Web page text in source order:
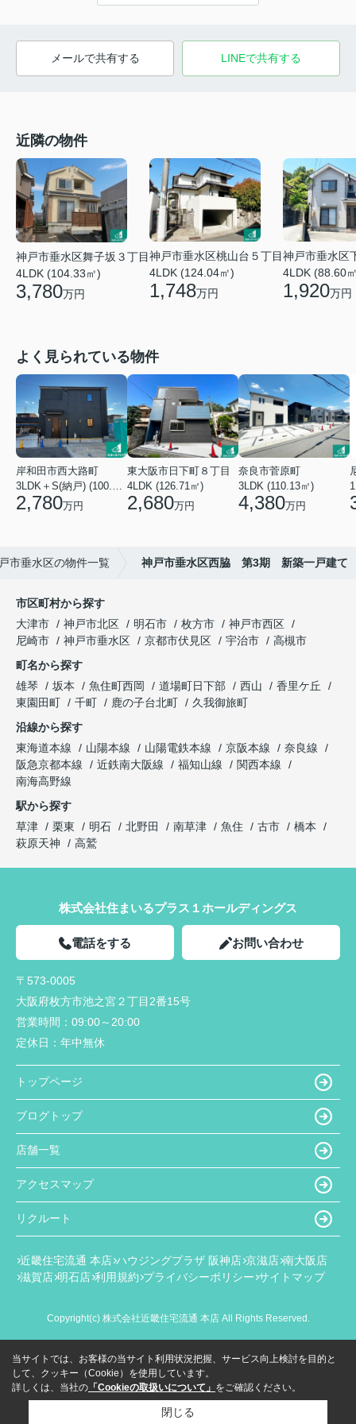
メールで共有する LINEで共有する
近隣の物件
神戸市垂水区舞子坂３丁目
4LDK (104.33㎡)
3,780万円
神戸市垂水区桃山台５丁目
4LDK (124.04㎡)
1,748万円
神戸市垂水区
4LDK (88.60
1,920万円
よく見られている物件
岸和田市西大路町
2,780万円
東大阪市日下町８丁目
4LDK (126.71㎡)
2,680万円
奈良市菅原町
3LDK (110.13㎡)
4,380万円
市垂水区の物件一覧 神戸市垂水区西脇 第3期 新築一戸建て
市区町村から探す
大津市
神戸市北区 明石市 枚方市
神戸市西区
尼崎市
神戸市垂水区 京都市伏見区 宇治市
高槻市
町名から探す
雄琴
坂本 魚住町西岡 道場町日下部 西山
香里ケ丘
東園田町
千町 鹿の子台北町
久我御旅町
沿線から探す
東海道本線
山陽本線 山陽電鉄本線 京阪本線
奈良線
阪急京都本線
近鉄南大阪線 福知山線
関西本線
南海高野線
駅から探す
草津
栗東 明石 北野田 南草津 魚住 古市
橋本
萩原天神
高鷲
株式会社住まいるプラス１ホールディングス
電話をする お問い合わせ
〒573-0005
大阪府枚方市池之宮２丁目2番15号
営業時間： 09:00～20:00
定休日： 年中無休
トップページ
ブログトップ
店舗一覧
アクセスマップ
リクルート
近畿住宅流通 本店 ハウジングプラザ 阪神店 京滋店 南大阪店
滋賀店 明石店 利用規約 プライバシーポリシー サイトマップ
Copyright(c) 株式会社近畿住宅流通 本店 All Rights Reserved.
当サイトでは、お客様の当サイト利用状況把握、サービス向上検討を目的と
して、クッキー（Cookie）を使用しています。
詳しくは、当社の 「Cookieの取扱いについて」 をご確認ください。
閉じる